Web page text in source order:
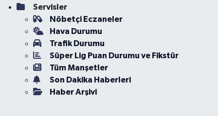
Servisler
Nöbetçi Eczaneler
Hava Durumu
Trafik Durumu
Süper Lig Puan Durumu ve Fikstür
Tüm Manşetler
Son Dakika Haberleri
Haber Arşivi